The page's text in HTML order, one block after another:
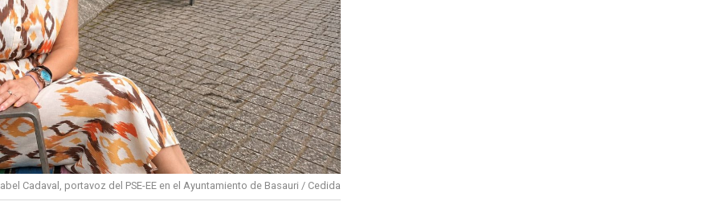
Cadaval, portavoz del PSE-EE en el Ayuntamiento de Basauri / Cedida